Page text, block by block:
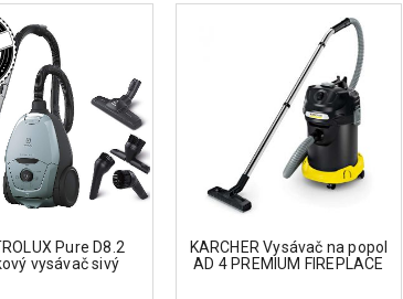
Pure D8.2
vysávač sivý
KARCHER Vysávač na popol
AD 4 PREMIUM FIREPLACE